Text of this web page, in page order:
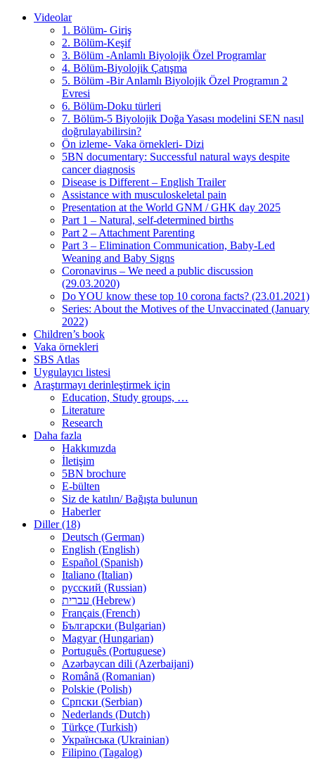
Videolar
1. Bölüm- Giriş
2. Bölüm-Keşif
3. Bölüm -Anlamlı Biyolojik Özel Programlar
4. Bölüm-Biyolojik Çatışma
5. Bölüm -Bir Anlamlı Biyolojik Özel Programın 2
Evresi
6. Bölüm-Doku türleri
7. Bölüm-5 Biyolojik Doğa Yasası modelini SEN nasıl
doğrulayabilirsin?
Ön izleme- Vaka örnekleri- Dizi
5BN documentary: Successful natural ways despite
cancer diagnosis
Disease is Different – English Trailer
Assistance with musculoskeletal pain
Presentation at the World GNM / GHK day 2025
Part 1 – Natural, self-determined births
Part 2 – Attachment Parenting
Part 3 – Elimination Communication, Baby-Led
Weaning and Baby Signs
Coronavirus – We need a public discussion
(29.03.2020)
Do YOU know these top 10 corona facts? (23.01.2021)
Series: About the Motives of the Unvaccinated (January
2022)
Children’s book
Vaka örnekleri
SBS Atlas
Uygulayıcı listesi
Araştırmayı derinleştirmek için
Education, Study groups, …
Literature
Research
Daha fazla
Hakkımızda
İletişim
5BN brochure
E-bülten
Siz de katılın/ Bağışta bulunun
Haberler
Diller (18)
Deutsch (German)
English (English)
Español (Spanish)
Italiano (Italian)
русский (Russian)
עברית (Hebrew)
Français (French)
Български (Bulgarian)
Magyar (Hungarian)
Português (Portuguese)
Azərbaycan dili (Azerbaijani)
Română (Romanian)
Polskie (Polish)
Српски (Serbian)
Nederlands (Dutch)
Türkçe (Turkish)
Українська (Ukrainian)
Filipino (Tagalog)